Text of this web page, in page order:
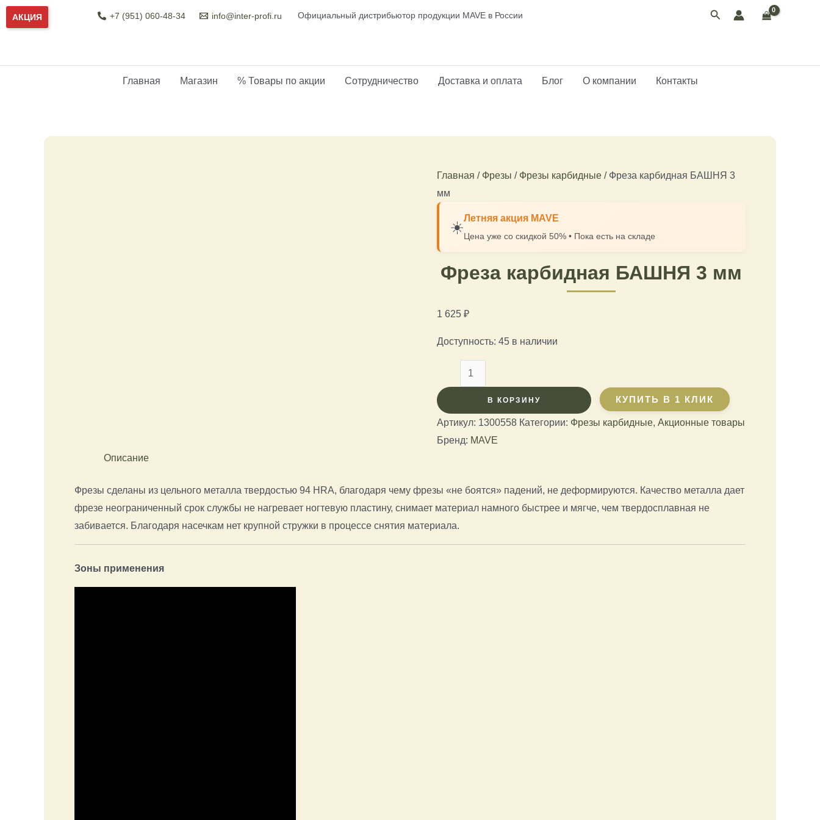
Перейти
+7 (951) 060-48-34 info@inter-profi.ru Официальный дистрибьютор продукции MAVE в России Поиск
Главная Магазин % Товары по акции Сотрудничество Доставка и оплата Блог О компании Контакты
АКЦИЯ
Главная / Фрезы / Фрезы карбидные / Фреза карбидная БАШНЯ 3
мм
☀️
Летняя акция MAVE
Цена уже со скидкой 50% • Пока есть на складе
Фреза карбидная БАШНЯ 3 мм
1 625 ₽
Доступность: 45 в наличии
БАШНЯ
В КОРЗИНУ КУПИТЬ В 1 КЛИК
Артикул: 1300558 Категории: Фрезы карбидные, Акционные товары
Бренд: MAVE
Описание
Фрезы сделаны из цельного металла твердостью 94 HRA, благодаря чему фрезы «не боятся» падений, не деформируются. Качество металла дает
фрезе неограниченный срок службы не нагревает ногтевую пластину, снимает материал намного быстрее и мягче, чем твердосплавная не
забивается. Благодаря насечкам нет крупной стружки в процессе снятия материала.
Зоны применения